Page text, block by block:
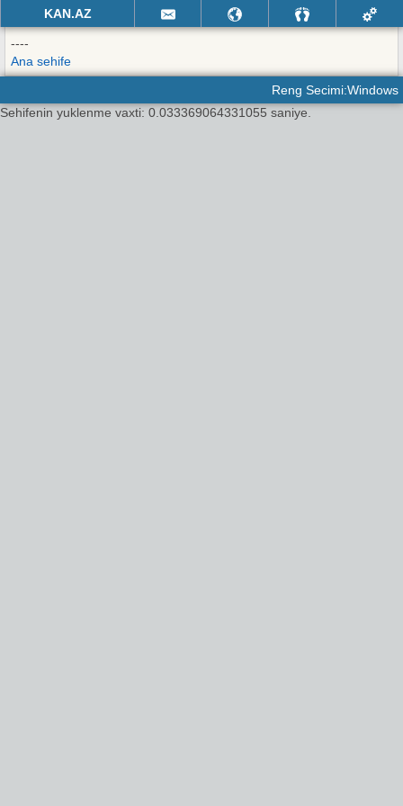
KAN.AZ
----
Ana sehife
Reng Secimi:Windows
Sehifenin yuklenme vaxti: 0.033369064331055 saniye.